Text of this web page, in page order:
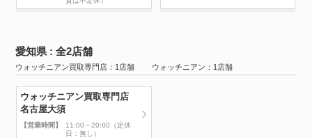
愛知県 : 全2店舗
ウォッチニアン買取専門店：1店舗 ウォッチニアン：1店舗
ウォッチニアン買取専門店
名古屋大須
【営業時間】
11:00～20:00（定休
日：無し）